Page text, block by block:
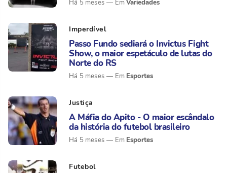
Há 5 meses Variedades
Imperdível
Passo Fundo sediará o Invictus Fight
Show, o maior espetáculo de lutas do
Norte do RS
Há 5 meses Esportes
Justiça
A Máfia do Apito - O maior escândalo
da história do futebol brasileiro
Há 5 meses Esportes
Futebol